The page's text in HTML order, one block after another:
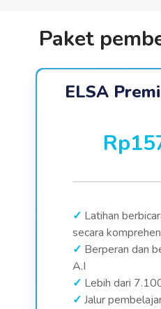
Paket
ELSA
Latihan
secara
Berperan dan
A.I
Lebih dari
Jalur